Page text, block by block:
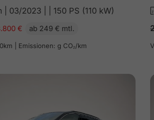
| 03/2023 | | 150 PS (110 kW)
€ ab 249 € mtl.
| Emissionen: g CO₂/km